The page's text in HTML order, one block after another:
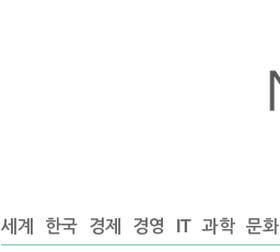
세계 한국 경제 경영 IT 과학 문화